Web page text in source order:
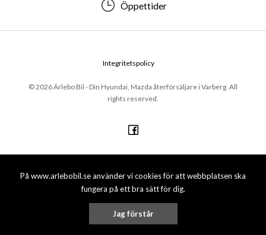
På www.arlebobil.se använder vi cookies för att webbplatsen ska
fungera på ett bra sätt för dig.
Jag förstår
Öppettider
© 2026 Ärlebo Bil - Din Hyundai, Mazda återförsäljare i Varberg. All
rights reserved.
Integritetspolicy